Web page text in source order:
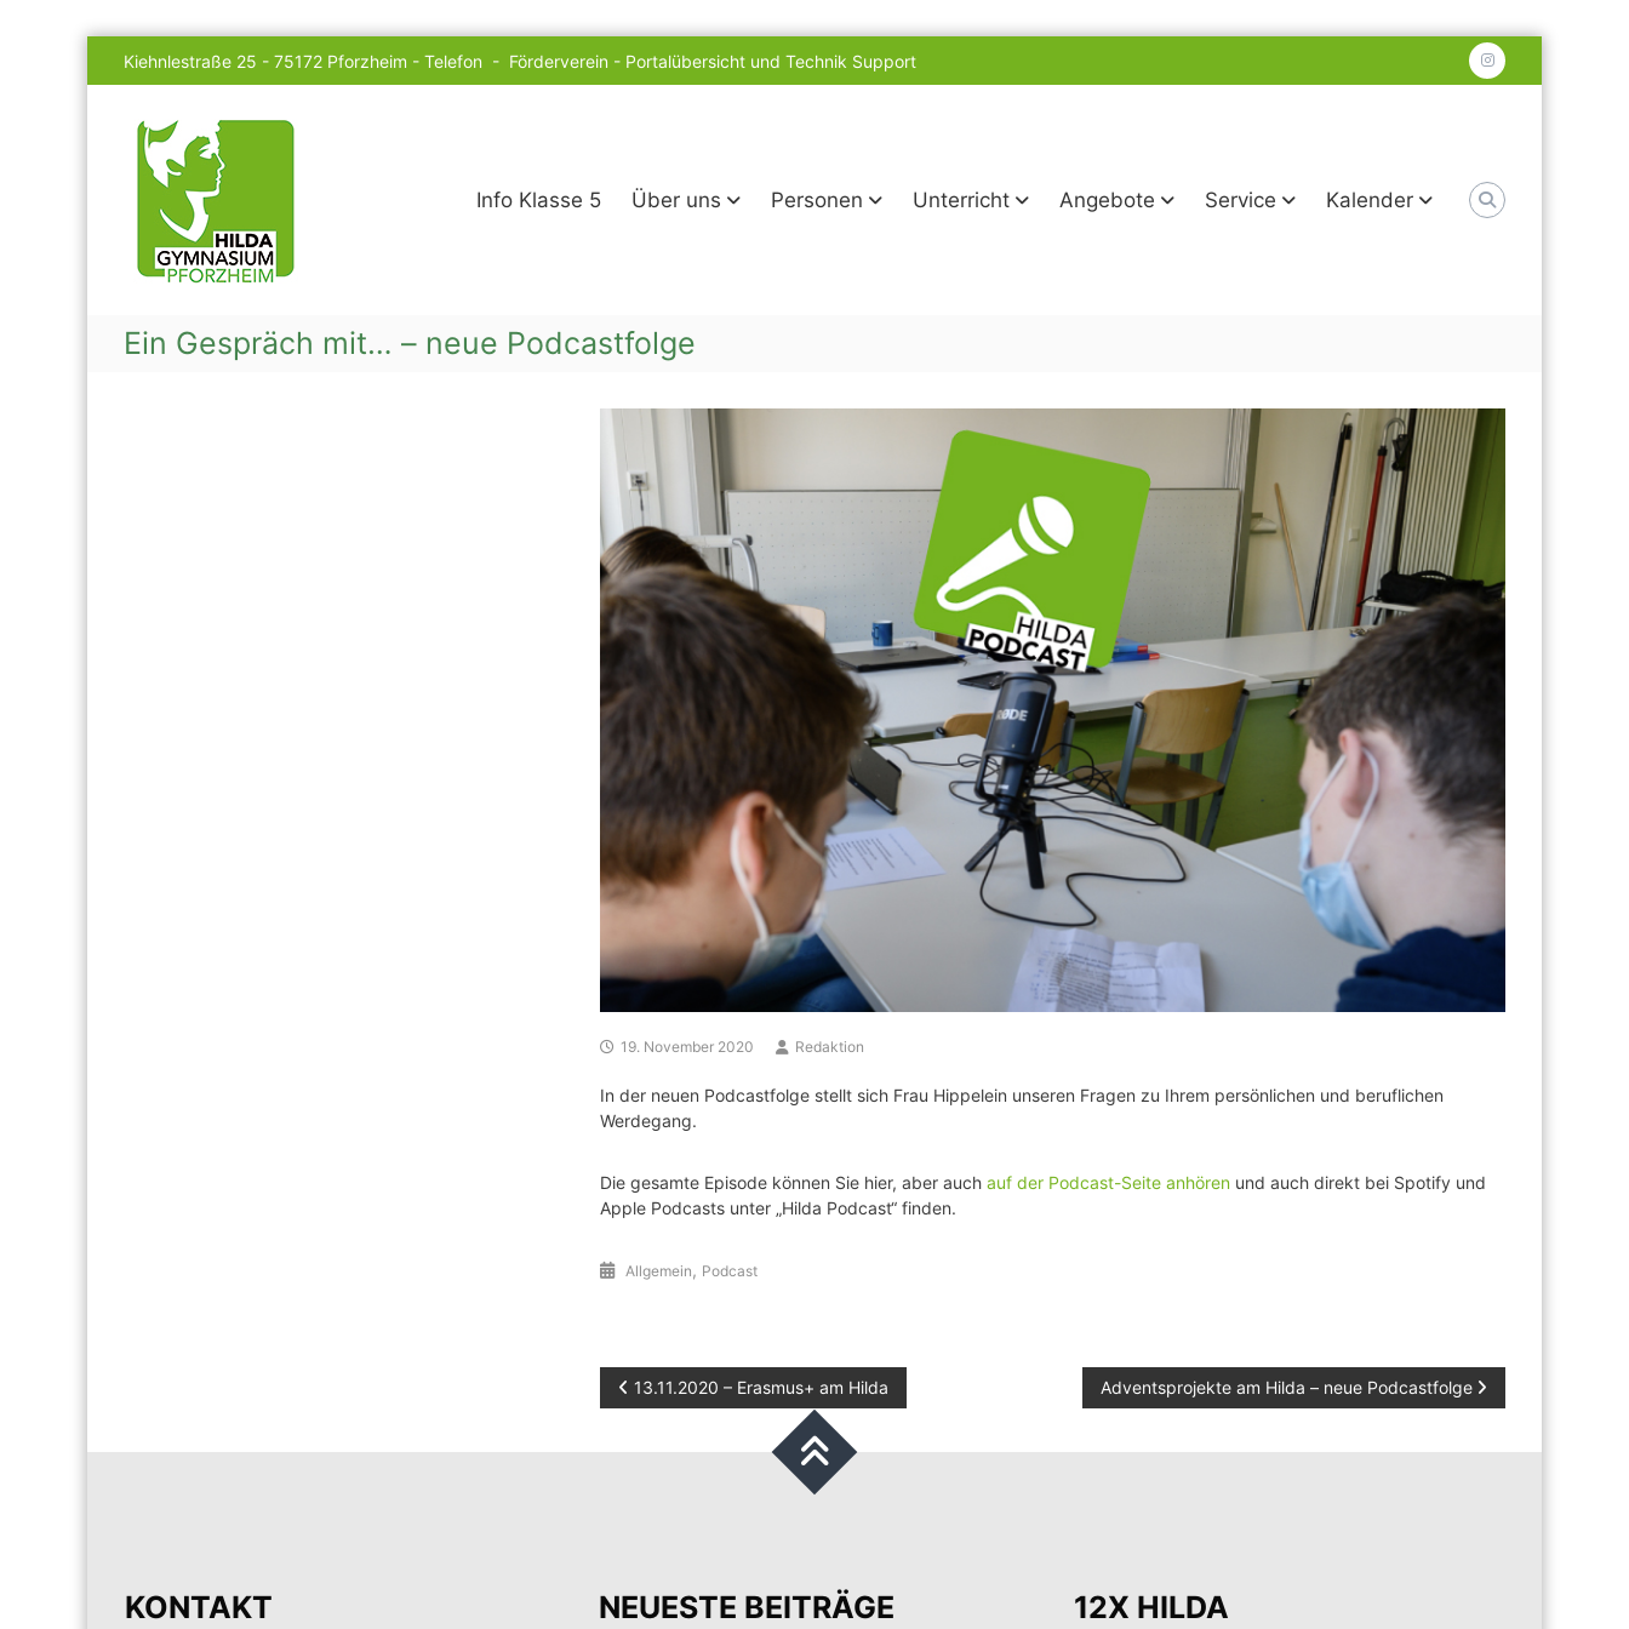
Kiehnlestraße 25 - 75172 Pforzheim - Telefon - Förderverein - Portalübersicht und Technik Support instagram
Hilda
Gymnasium
Info Klasse 5 Über uns Personen Unterricht Angebote Service Kalender
Ein Gespräch mit… – neue Podcastfolge
19. November 2020 Redaktion
In der neuen Podcastfolge stellt sich Frau Hippelein unseren Fragen zu Ihrem persönlichen und beruflichen
Werdegang.
Die gesamte Episode können Sie hier, aber auchauf der Podcast-Seite anhören und auch direkt bei Spotify und
Apple Podcasts unter „Hilda Podcast“ finden.
Allgemein , Podcast
Beitragsnavigation
13.11.2020 – Erasmus+ am Hilda Adventsprojekte am Hilda – neue Podcastfolge
KONTAKT NEUESTE BEITRÄGE 12X HILDA